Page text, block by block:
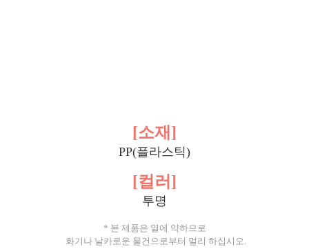
[소재]
PP(플라스틱)
[컬러]
투명
* 본 제품은 열에 약하므로
화기나 날카로운 물건으로부터 멀리 하십시오.